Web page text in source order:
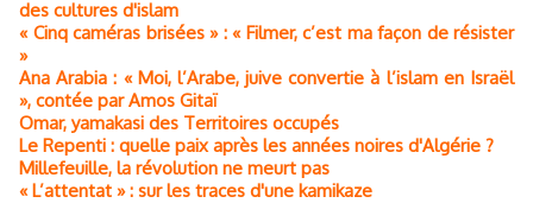
des cultures d'islam
« Cinq caméras brisées » : « Filmer, c’est ma façon de résister
»
Ana Arabia : « Moi, l’Arabe, juive convertie à l’islam en Israël
», contée par Amos Gitaï
Omar, yamakasi des Territoires occupés
Le Repenti : quelle paix après les années noires d'Algérie ?
Millefeuille, la révolution ne meurt pas
« L’attentat » : sur les traces d'une kamikaze